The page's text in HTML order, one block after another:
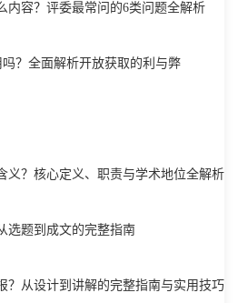
内容？评委最常问的6类问题全解析
？全面解析开放获取的利与弊
义？核心定义、职责与学术地位全解析
选题到成文的完整指南
？从设计到讲解的完整指南与实用技巧